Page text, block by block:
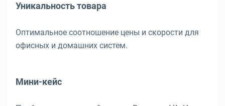
Уникальность товара
Оптимальное соотношение цены и скорости для
офисных и домашних систем.
Мини-кейс